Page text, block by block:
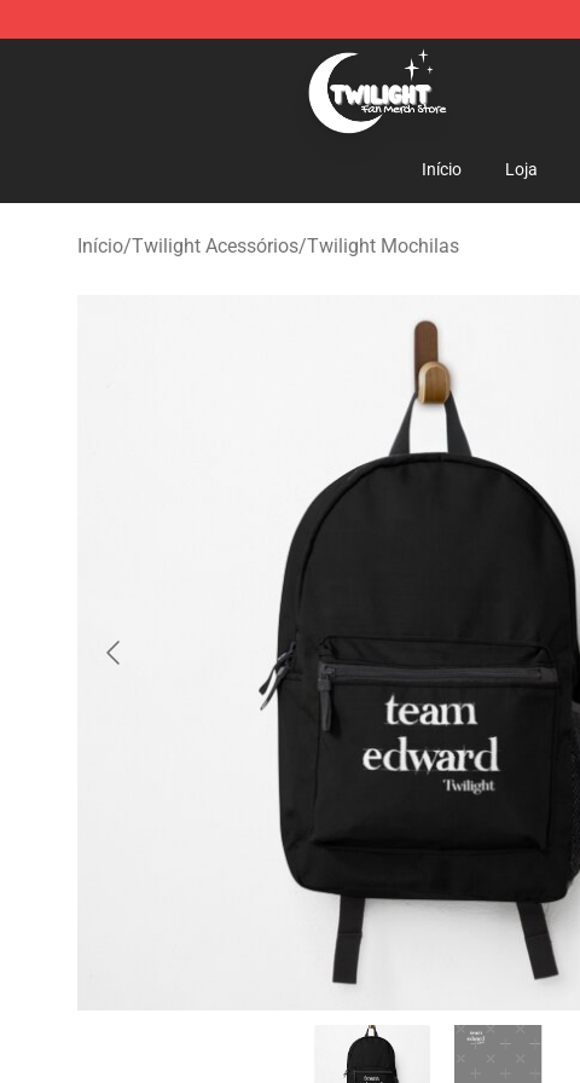
Twilight Store - Official Twilight Merchandise Shop
Início Loja
Início/Twilight Acessórios/Twilight Mochilas